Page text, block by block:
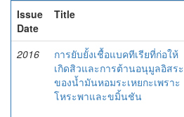
Issue
Date
Title
2016
การยับยั้งเชื้อแบคทีเรียที่ก่อให้
เกิดสิวและการต้านอนุมูลอิสระ
ของน้ำมันหอมระเหยกะเพราะ
โหระพาและขมิ้นชัน